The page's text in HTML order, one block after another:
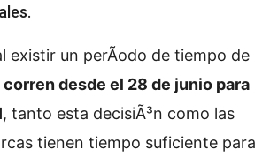
existir un perÃ­odo de tiempo de
desde el 28 de junio para
, tanto esta decisiÃ³n como las
tienen tiempo suficiente para